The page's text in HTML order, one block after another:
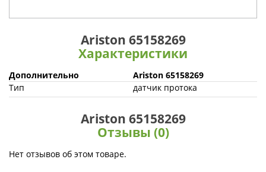
Ariston 65158269
Характеристики
Дополнительно
Ariston 65158269
Тип
датчик протока
Ariston 65158269
Отзывы (0)
Нет отзывов об этом товаре.